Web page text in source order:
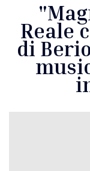
Reale
di